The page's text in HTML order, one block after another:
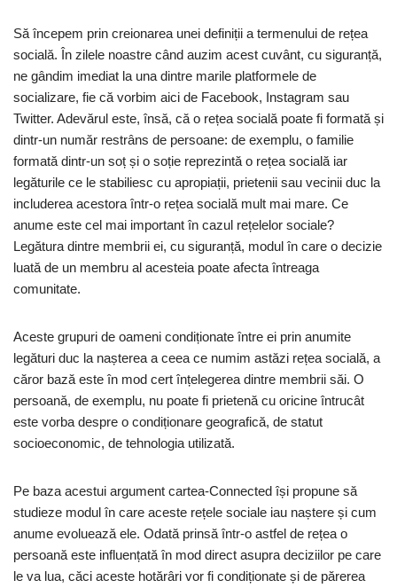
Să începem prin creionarea unei definiții a termenului de rețea
socială. În zilele noastre când auzim acest cuvânt, cu siguranță,
ne gândim imediat la una dintre marile platformele de
socializare, fie că vorbim aici de Facebook, Instagram sau
Twitter. Adevărul este, însă, că o rețea socială poate fi formată și
dintr-un număr restrâns de persoane: de exemplu, o familie
formată dintr-un soț și o soție reprezintă o rețea socială iar
legăturile ce le stabiliesc cu apropiații, prietenii sau vecinii duc la
includerea acestora într-o rețea socială mult mai mare. Ce
anume este cel mai important în cazul rețelelor sociale?
Legătura dintre membrii ei, cu siguranță, modul în care o decizie
luată de un membru al acesteia poate afecta întreaga
comunitate.
Aceste grupuri de oameni condiționate între ei prin anumite
legături duc la nașterea a ceea ce numim astăzi rețea socială, a
căror bază este în mod cert înțelegerea dintre membrii săi. O
persoană, de exemplu, nu poate fi prietenă cu oricine întrucât
este vorba despre o condiționare geografică, de statut
socioeconomic, de tehnologia utilizată.
Pe baza acestui argument cartea-Connected își propune să
studieze modul în care aceste rețele sociale iau naștere și cum
anume evoluează ele. Odată prinsă într-o astfel de rețea o
persoană este influențată în mod direct asupra deciziilor pe care
le va lua, căci aceste hotărâri vor fi condiționate și de părerea